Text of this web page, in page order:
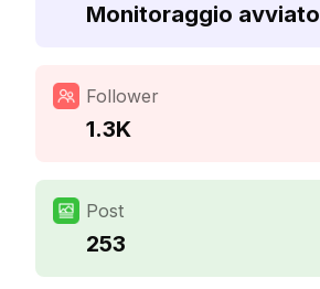
Monitoraggio avviato
Follower
1.3K
Post
253